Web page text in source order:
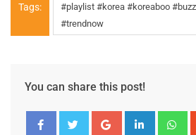
Tags:
#playlist #korea #koreaboo
#trendnow
You can share this post!